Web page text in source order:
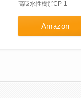
高吸水性樹脂CP-1
Amazon